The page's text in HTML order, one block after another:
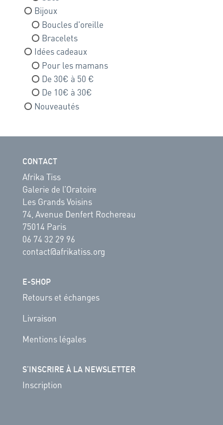
Bijoux
Boucles d'oreille
Bracelets
Idées cadeaux
Pour les mamans
De 30€ à 50 €
De 10€ à 30€
Nouveautés
CONTACT
Afrika Tiss
Galerie de l’Oratoire
Les Grands Voisins
74, Avenue Denfert Rochereau
75014 Paris
06 74 32 29 96
contact@afrikatiss.org
E-SHOP
Retours et échanges
Livraison
Mentions légales
S’INSCRIRE À LA NEWSLETTER
Inscription